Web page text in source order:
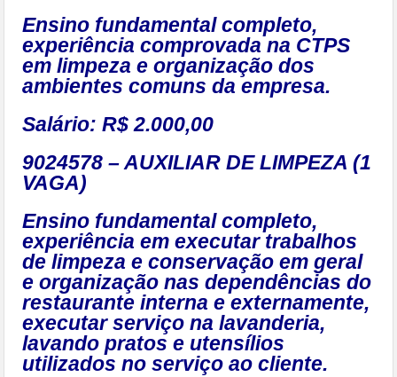
Ensino fundamental completo,
experiência comprovada na CTPS
em limpeza e organização dos
ambientes comuns da empresa.
Salário: R$ 2.000,00
9024578 – AUXILIAR DE LIMPEZA (1
VAGA)
Ensino fundamental completo,
experiência em executar trabalhos
de limpeza e conservação em geral
e organização nas dependências do
restaurante interna e externamente,
executar serviço na lavanderia,
lavando pratos e utensílios
utilizados no serviço ao cliente.